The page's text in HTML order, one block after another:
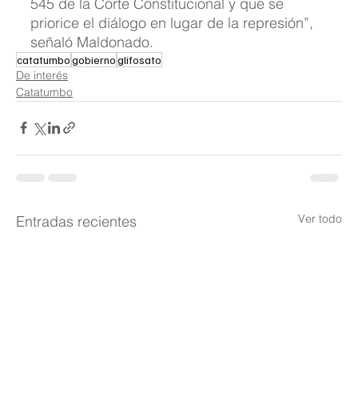
priorice el diálogo en lugar de la represión”,
señaló Maldonado.
catatumbogobiernoglifosato
De interés
Catatumbo
Entradas recientes Ver todo